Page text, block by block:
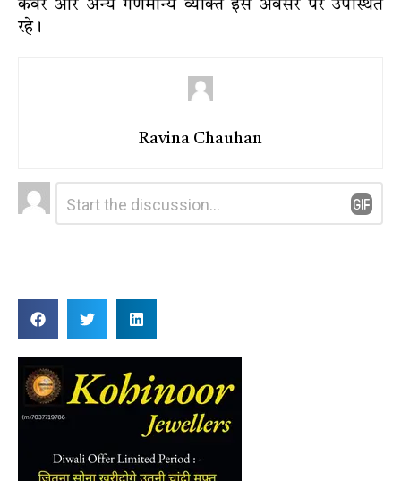
कंवर और अन्य गणमान्य व्यक्ति इस अवसर पर उपस्थित
रहे।
Ravina Chauhan
Leave
a
Comment